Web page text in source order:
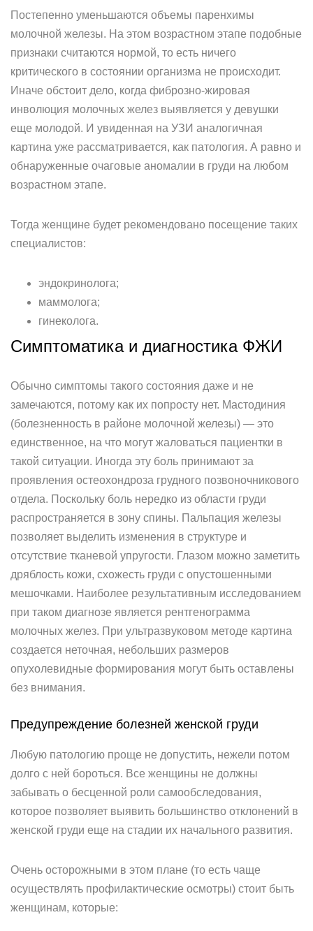
Постепенно уменьшаются объемы паренхимы
молочной железы. На этом возрастном этапе подобные
признаки считаются нормой, то есть ничего
критического в состоянии организма не происходит.
Иначе обстоит дело, когда фиброзно-жировая
инволюция молочных желез выявляется у девушки
еще молодой. И увиденная на УЗИ аналогичная
картина уже рассматривается, как патология. А равно и
обнаруженные очаговые аномалии в груди на любом
возрастном этапе.
Тогда женщине будет рекомендовано посещение таких
специалистов:
эндокринолога;
маммолога;
гинеколога.
Симптоматика и диагностика ФЖИ
Обычно симптомы такого состояния даже и не
замечаются, потому как их попросту нет. Мастодиния
(болезненность в районе молочной железы) — это
единственное, на что могут жаловаться пациентки в
такой ситуации. Иногда эту боль принимают за
проявления остеохондроза грудного позвоночникового
отдела. Поскольку боль нередко из области груди
распространяется в зону спины. Пальпация железы
позволяет выделить изменения в структуре и
отсутствие тканевой упругости. Глазом можно заметить
дряблость кожи, схожесть груди с опустошенными
мешочками. Наиболее результативным исследованием
при таком диагнозе является рентгенограмма
молочных желез. При ультразвуковом методе картина
создается неточная, небольших размеров
опухолевидные формирования могут быть оставлены
без внимания.
Предупреждение болезней женской груди
Любую патологию проще не допустить, нежели потом
долго с ней бороться. Все женщины не должны
забывать о бесценной роли самообследования,
которое позволяет выявить большинство отклонений в
женской груди еще на стадии их начального развития.
Очень осторожными в этом плане (то есть чаще
осуществлять профилактические осмотры) стоит быть
женщинам, которые: